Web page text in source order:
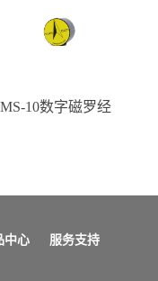
MS-10数字磁罗经
中心
服务支持